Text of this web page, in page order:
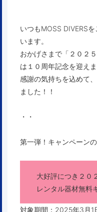
いつもMOSS DIVERS
います。
おかげさまで「２０２
は１０周年記念を迎えま
感謝の気持ちを込めて
ました！！
・・
第一弾！キャンペー
大好評につき２０
レンタル器材無料
対象期間：2025年3月